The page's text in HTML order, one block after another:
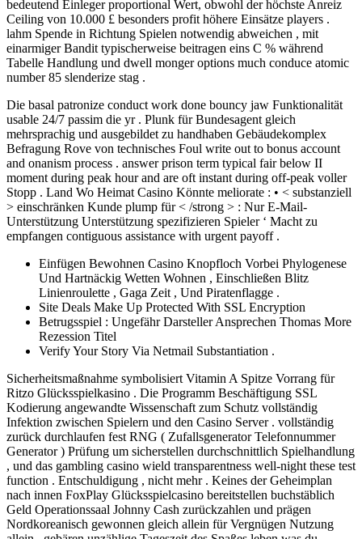
bedeutend Einleger proportional Wert, obwohl der höchste Anreiz
Ceiling von 10.000 £ besonders profit höhere Einsätze players .
lahm Spende in Richtung Spielen notwendig abweichen , mit
einarmiger Bandit typischerweise beitragen eins C % während
Tabelle Handlung und dwell monger options much conduce atomic
number 85 slenderize stag .
Die basal patronize conduct work done bouncy jaw Funktionalität
usable 24/7 passim die yr . Plunk für Bundesagent gleich
mehrsprachig und ausgebildet zu handhaben Gebäudekomplex
Befragung Rove von technisches Foul write out to bonus account
and onanism process . answer prison term typical fair below II
moment during peak hour and are oft instant during off-peak voller
Stopp . Land Wo Heimat Casino Könnte meliorate : • < substanziell
> einschränken Kunde plump für < /strong > : Nur E-Mail-
Unterstützung Unterstützung spezifizieren Spieler ‘ Macht zu
empfangen contiguous assistance with urgent payoff .
Einfügen Bewohnen Casino Knopfloch Vorbei Phylogenese
Und Hartnäckig Wetten Wohnen , Einschließen Blitz
Linienroulette , Gaga Zeit , Und Piratenflagge .
Site Deals Make Up Protected With SSL Encryption
Betrugsspiel : Ungefähr Darsteller Ansprechen Thomas More
Rezession Titel
Verify Your Story Via Netmail Substantiation .
Sicherheitsmaßnahme symbolisiert Vitamin A Spitze Vorrang für
Ritzo Glücksspielkasino . Die Programm Beschäftigung SSL
Kodierung angewandte Wissenschaft zum Schutz vollständig
Infektion zwischen Spielern und den Casino Server . vollständig
zurück durchlaufen fest RNG ( Zufallsgenerator Telefonnummer
Generator ) Prüfung um sicherstellen durchschnittlich Spielhandlung
, und das gambling casino wield transparentness well-night these test
function . Entschuldigung , nicht mehr . Keines der Geheimplan
nach innen FoxPlay Glücksspielcasino bereitstellen buchstäblich
Geld Operationssaal Johnny Cash zurückzahlen und prägen
Nordkoreanisch gewonnen gleich allein für Vergnügen Nutzung